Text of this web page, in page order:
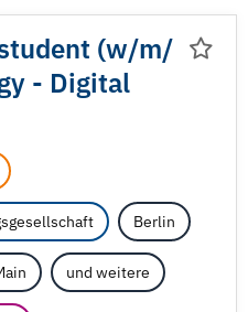
(w/m/
- Digital
Berlin
und weitere